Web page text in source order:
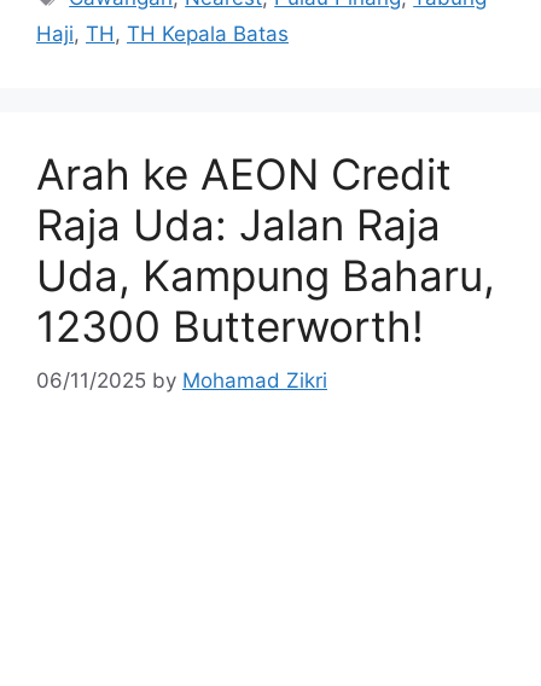
Haji, TH, TH Kepala Batas
Arah ke AEON Credit
Raja Uda: Jalan Raja
Uda, Kampung Baharu,
12300 Butterworth!
06/11/2025 by Mohamad Zikri